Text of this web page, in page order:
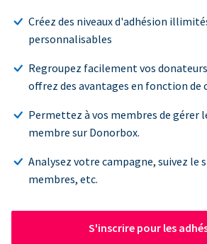
Créez des niveaux d'adhésion
personnalisables
Regroupez facilement vos
offrez des avantages en fonction de
Permettez à vos membres de gérer
membre sur Donorbox.
Analysez votre campagne, suivez le
membres, etc.
S'inscrire pour les